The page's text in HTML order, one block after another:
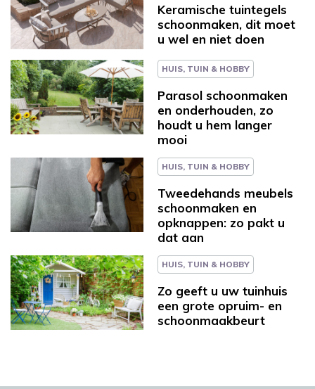
Keramische tuintegels
schoonmaken, dit moet
u wel en niet doen
HUIS, TUIN & HOBBY
Parasol schoonmaken
en onderhouden, zo
houdt u hem langer
mooi
HUIS, TUIN & HOBBY
Tweedehands meubels
schoonmaken en
opknappen: zo pakt u
dat aan
HUIS, TUIN & HOBBY
Zo geeft u uw tuinhuis
een grote opruim- en
schoonmaakbeurt